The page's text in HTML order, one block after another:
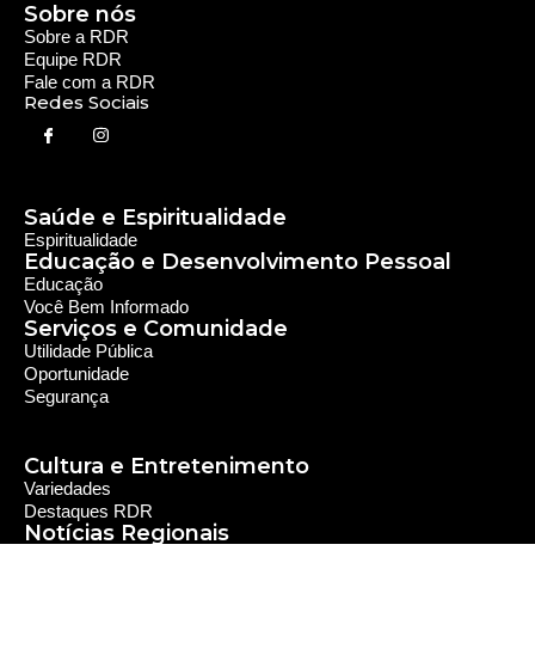
Sobre a RDR
Equipe RDR
Fale com a RDR
Redes Sociais
Sobre nós
Saúde e Espiritualidade
Espiritualidade
Educação e Desenvolvimento Pessoal
Educação
Você Bem Informado
Serviços e Comunidade
Utilidade Pública
Oportunidade
Segurança
Cultura e Entretenimento
Notícias Regionais
Variedades
Destaques RDR